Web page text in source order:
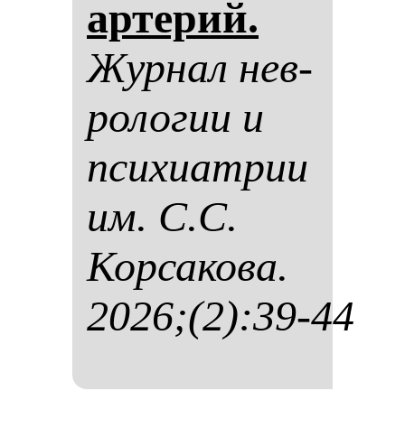
ар­те­рий.
Жур­нал нев­
ро­ло­гии и
пси­хи­ат­рии
им. С.С.
Кор­са­ко­ва.
2026;(2):39-44